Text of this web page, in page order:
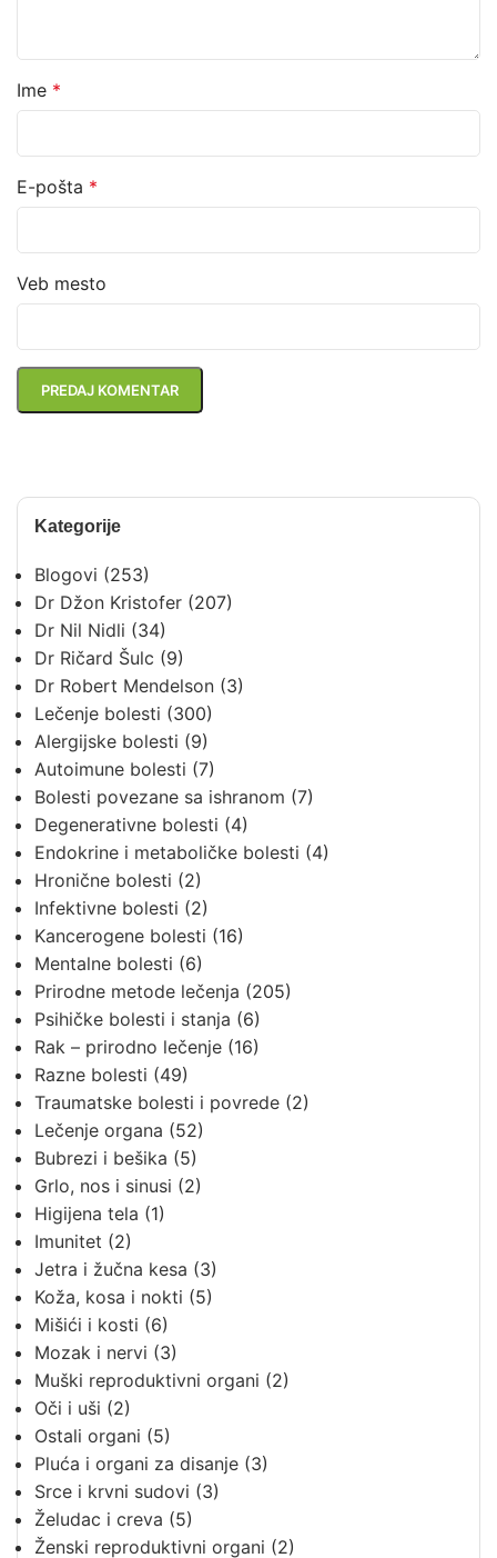
Kategorije
Blogovi (253)
Dr Džon Kristofer (207)
Dr Nil Nidli (34)
Dr Ričard Šulc (9)
Dr Robert Mendelson (3)
Lečenje bolesti (300)
Alergijske bolesti (9)
Autoimune bolesti (7)
Bolesti povezane sa ishranom (7)
Degenerativne bolesti (4)
Endokrine i metaboličke bolesti (4)
Hronične bolesti (2)
Infektivne bolesti (2)
Kancerogene bolesti (16)
Mentalne bolesti (6)
Prirodne metode lečenja (205)
Psihičke bolesti i stanja (6)
Rak – prirodno lečenje (16)
Razne bolesti (49)
Traumatske bolesti i povrede (2)
Lečenje organa (52)
Bubrezi i bešika (5)
Grlo, nos i sinusi (2)
Higijena tela (1)
Imunitet (2)
Jetra i žučna kesa (3)
Koža, kosa i nokti (5)
Mišići i kosti (6)
Mozak i nervi (3)
Muški reproduktivni organi (2)
Oči i uši (2)
Ostali organi (5)
Pluća i organi za disanje (3)
Srce i krvni sudovi (3)
Želudac i creva (5)
Ženski reproduktivni organi (2)
Ime *
E-pošta *
Veb mesto